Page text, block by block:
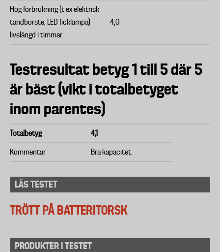
Hög förbrukning (t ex elektrisk
tandborste, LED ficklampa) -
livslängd i timmar
4,0
Testresultat betyg 1 till 5 där 5
är bäst (vikt i totalbetyget
inom parentes)
Totalbetyg 4,1
Kommentar Bra kapacitet.
LÄS TESTET
TRÖTT PÅ BATTERITORSK
PRODUKTER I TESTET